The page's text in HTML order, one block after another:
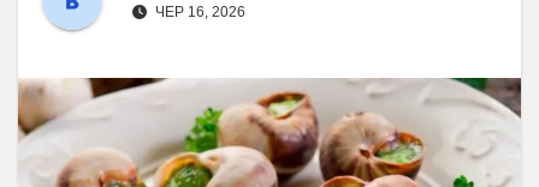
ЧЕР 16, 2026